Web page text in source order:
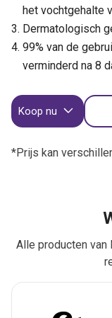
het vochtgehalte
Dermatologisch
99% van de
verminderd na 8
Koop nu
*Prijs kan
Alle producten van